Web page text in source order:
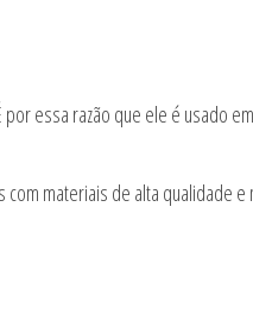
essa razão que ele é usado
materiais de alta qualidade e